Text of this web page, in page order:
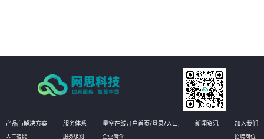
产品与解决方案
人工智能
服务体系
服务级别
星空在线开户首页/登录/入口,
企业简介
新闻资讯 加入我们
招聘岗位